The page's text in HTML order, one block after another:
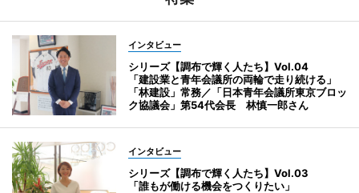
インタビュー
シリーズ【調布で輝く人たち】Vol.04
「建設業と青年会議所の両輪で走り続ける」
「林建設」常務／「日本青年会議所東京ブロッ
ク協議会」第54代会長 林慎一郎さん
インタビュー
シリーズ【調布で輝く人たち】Vol.03
「誰もが働ける機会をつくりたい」